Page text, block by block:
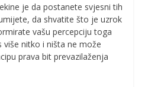
je da postanete svjesni tih
da shvatite što je uzrok
vašu percepciju toga
nitko i ništa ne može
prava bit prevazilaženja